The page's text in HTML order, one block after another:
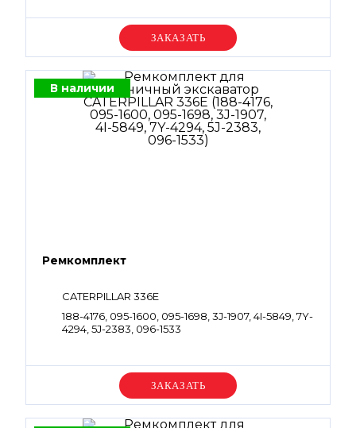
Уточняйте цену
В наличии
Ремкомплект
CATERPILLAR 336E
188-4176, 095-1600, 095-1698, 3J-1907, 4I-5849, 7Y-
4294, 5J-2383, 096-1533
Уточняйте цену